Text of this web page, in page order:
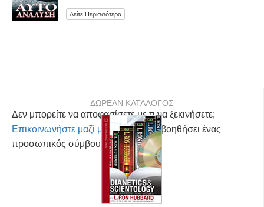
Δείτε Περισσότερα
Δεν μπορείτε να αποφασίσετε με τι να ξεκινήσετε;
Επικοινωνήστε μαζί μαςκαι θα σας βοηθήσει ένας
προσωπικός σύμβουλος.
ΔΩΡΕΑΝ ΚΑΤΑΛΟΓΟΣ